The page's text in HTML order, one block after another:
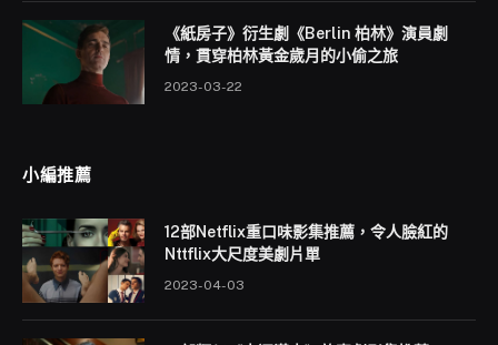
《紙房子》衍生劇《Berlin 柏林》演員劇
情，貫穿柏林黃金歲月的小偷之旅
2023-03-22
小編推薦
12部Netflix重口味影集推薦，令人臉紅的
Nttflix大尺度美劇片單
2023-04-03